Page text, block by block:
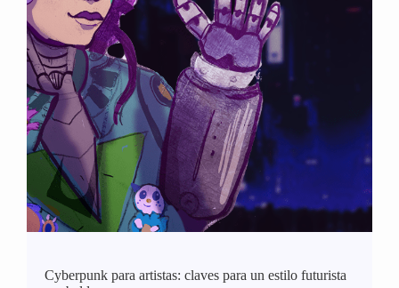
Cyberpunk para artistas: claves para un estilo futurista